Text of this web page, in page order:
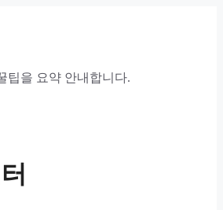
팁을 요약 안내합니다.